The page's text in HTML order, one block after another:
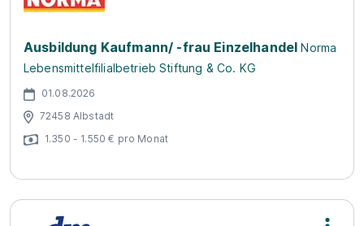
Ausbildung Kaufmann/ -frau Einzelhandel Norma
Lebensmittelfilialbetrieb Stiftung & Co. KG
01.08.2026
72458 Albstadt
1.350 - 1.550 € pro Monat